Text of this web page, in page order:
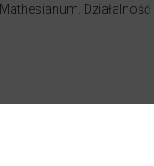
Mathesianum.